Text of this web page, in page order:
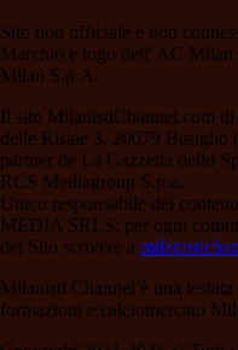
Sito non ufficiale e non
Marchio e logo dell' AC Milan
Milan S.p.A.
Il sito MilanistiChannel.com
delle Risaie 3, 20079 Basiglio
partner de La Gazzetta dello
RCS Mediagroup S.p.a..
Unico responsabile dei
MEDIA SRLS; per ogni
del Sito scrivere a
Milanisti Channel è una
formazioni e calciomercato